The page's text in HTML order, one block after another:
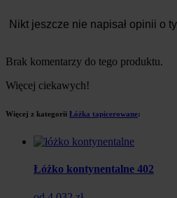
Nikt jeszcze nie napisał opinii o
Brak komentarzy do tego produktu.
Więcej ciekawych!
Więcej z kategorii Łóżka tapicerowane:
Łóżko kontynentalne 402